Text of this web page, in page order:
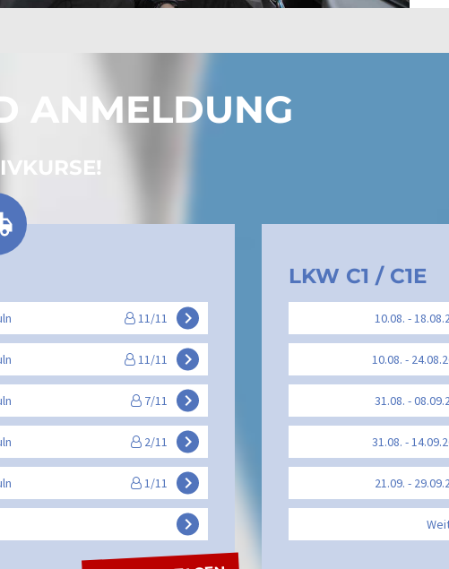
ANMELDUNG
11/11 keyboard_arrow_right
11/11 keyboard_arrow_right
7/11 keyboard_arrow_right
2/11 keyboard_arrow_right
1/11 keyboard_arrow_right
keyboard_arrow_right
LKW C1 / C1E
10.08. -
10.08. -
31.08. -
31.08. -
21.09. -